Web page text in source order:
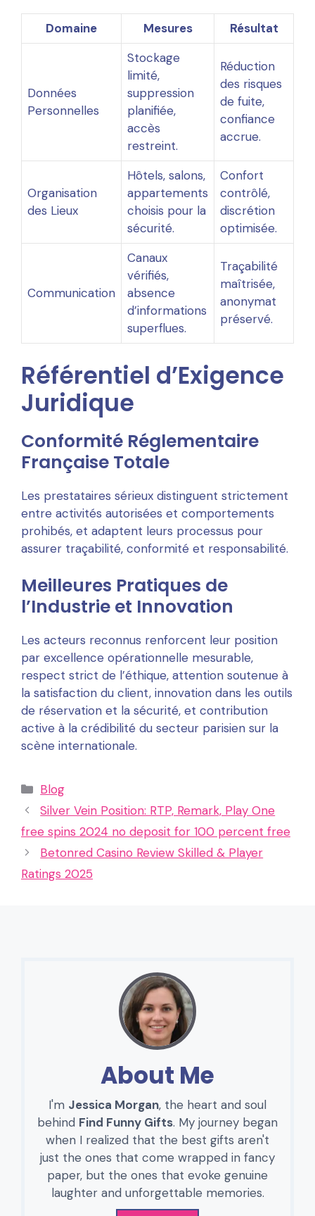
Domaine Mesures Résultat
Données
Personnelles
Stockage
limité,
suppression
planifiée,
accès
restreint.
Réduction
des risques
de fuite,
confiance
accrue.
Organisation
des Lieux
Hôtels, salons,
appartements
choisis pour la
sécurité.
Confort
contrôlé,
discrétion
optimisée.
Communication
Canaux
vérifiés,
absence
d’informations
superflues.
Traçabilité
maîtrisée,
anonymat
préservé.
Référentiel d’Exigence
Juridique
Conformité Réglementaire
Française Totale
Les prestataires sérieux distinguent strictement
entre activités autorisées et comportements
prohibés, et adaptent leurs processus pour
assurer traçabilité, conformité et responsabilité.
Meilleures Pratiques de
l’Industrie et Innovation
Les acteurs reconnus renforcent leur position
par excellence opérationnelle mesurable,
respect strict de l’éthique, attention soutenue à
la satisfaction du client, innovation dans les outils
de réservation et la sécurité, et contribution
active à la crédibilité du secteur parisien sur la
scène internationale.
Categories
Blog
Silver Vein Position: RTP, Remark, Play One
free spins 2024 no deposit for 100 percent free
Betonred Casino Review Skilled & Player
Ratings 2025
About Me
I'm Jessica Morgan, the heart and soul
behind Find Funny Gifts. My journey began
when I realized that the best gifts aren't
just the ones that come wrapped in fancy
paper, but the ones that evoke genuine
laughter and unforgettable memories.